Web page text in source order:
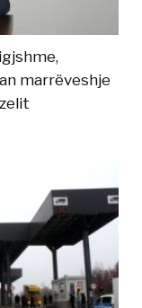
marrëveshje